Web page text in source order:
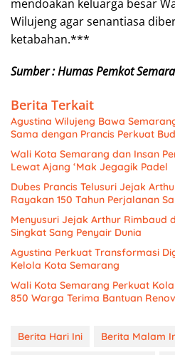
mendoakan keluarga besar
Wilujeng agar senantiasa
ketabahan.***
Sumber : Humas Pemkot
Berita Terkait
Agustina Wilujeng Bawa
Sama dengan Prancis Perkuat
Wali Kota Semarang dan Insan
Lewat Ajang ‘Mak Jegagik Padel
Dubes Prancis Telusuri Jejak
Rayakan 150 Tahun Perjalanan
Menyusuri Jejak Arthur Rimbaud
Singkat Sang Penyair Dunia
Agustina Perkuat Transformasi
Kelola Kota Semarang
Wali Kota Semarang Perkuat
850 Warga Terima Bantuan
Berita Hari Ini Berita Malam